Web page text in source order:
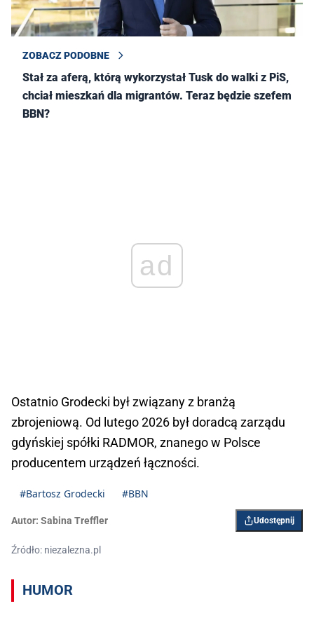
ZOBACZ PODOBNE
Stał za aferą, którą wykorzystał Tusk do walki z PiS,
chciał mieszkań dla migrantów. Teraz będzie szefem
BBN?
ad
Ostatnio Grodecki był związany z branżą
zbrojeniową. Od lutego 2026 był doradcą zarządu
gdyńskiej spółki RADMOR, znanego w Polsce
producentem urządzeń łączności.
#Bartosz Grodecki #BBN
Autor: Sabina Treffler Udostępnij
Źródło: niezalezna.pl
HUMOR